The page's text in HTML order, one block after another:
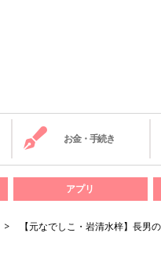
お金・手続き
アプリ
【元なでしこ・岩清水梓】長